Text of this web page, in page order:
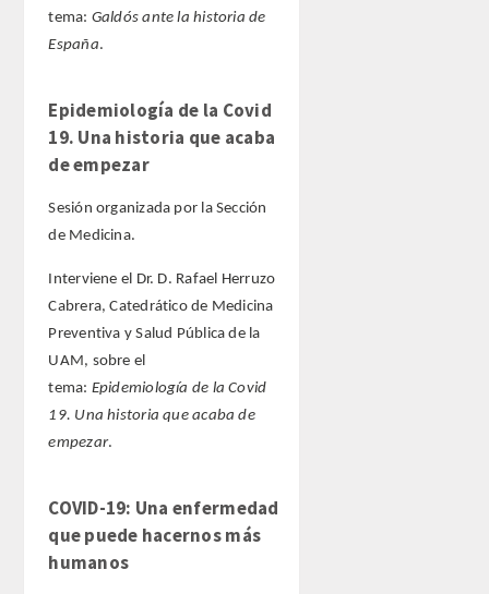
tema: Galdós ante la historia de
España.
Epidemiología de la Covid
19. Una historia que acaba
de empezar
Sesión organizada por la Sección
de Medicina.
Interviene el Dr. D. Rafael Herruzo
Cabrera, Catedrático de Medicina
Preventiva y Salud Pública de la
UAM, sobre el
tema: Epidemiología de la Covid
19. Una historia que acaba de
empezar.
COVID-19: Una enfermedad
que puede hacernos más
humanos